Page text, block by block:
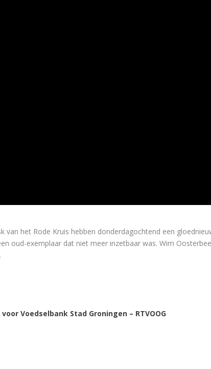
van het Rode Kruis hebben donderdagochtend een
oud-exemplaar dat niet meer inzetbaar was. Wim
Voedselbank Stad Groningen – RTVOOG